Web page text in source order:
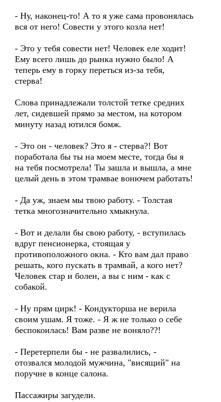
- Ну, наконец-то! А то я уже сама провонялась
вся от него! Совести у этого козла нет!
- Это у тебя совести нет! Человек еле ходит!
Ему всего лишь до рынка нужно было! А
теперь ему в горку переться из-за тебя,
стерва!
Слова принадлежали толстой тетке средних
лет, сидевшей прямо за местом, на котором
минуту назад ютился бомж.
- Это он - человек? Это я - стерва?! Вот
поработала бы ты на моем месте, тогда бы я
на тебя посмотрела! Ты зашла и вышла, а мне
целый день в этом трамвае вонючем работать!
- Да уж, знаем мы твою работу. - Толстая
тетка многозначительно хмыкнула.
- Вот и делали бы свою работу, - вступилась
вдруг пенсионерка, стоящая у
противоположного окна. - Кто вам дал право
решать, кого пускать в трамвай, а кого нет?
Человек стар и болен, а вы с ним - как с
собакой.
- Ну прям цирк! - Кондукторша не верила
своим ушам. Я тоже. - Я ж не только о себе
беспокоилась! Вам разве не воняло??!
- Перетерпели бы - не развалились, -
отозвался молодой мужчина, "висящий" на
поручне в конце салона.
Пассажиры загудели.